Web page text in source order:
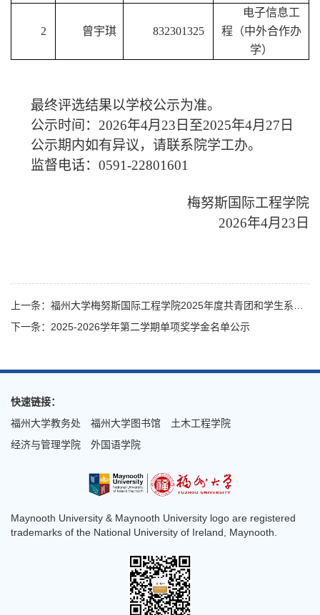
2 曾宇琪 832301325
电子信息工
程（中外合作办
学）
最终评选结果以学校公示为准。
公示时间： 2026年4月 23 日至2025年4月 27 日
公示期内如有异议，请联系院学工办。
监督电话： 0591-22801601
梅努斯国际工程学院
2026年4月 23 日
下一条：2025-2026学年第二学期单项奖学金名单公示
快速链接：
福州大学教务处
福州大学图书馆
土木工程学院
经济与管理学院
外国语学院
Maynooth University & Maynooth University logo are registered
trademarks of the National University of Ireland, Maynooth.